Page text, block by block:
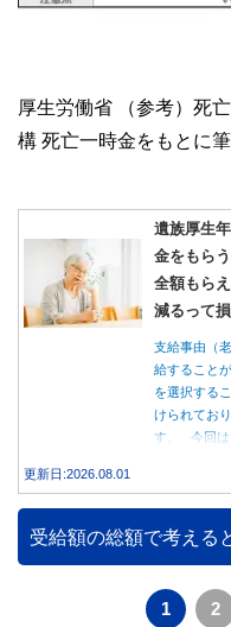
厚生労働省 （参考）死
構 死亡一時金をもとに
遺族厚生
金をもら
全額もら
減るって
支給事由（
給すること
を選択する
けられてお
す。 今回は
更新日:2026.08.01
受給額の総額で考える
1 2